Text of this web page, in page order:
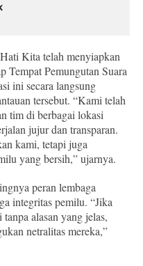
Kita telah menyiapkan
Tempat Pemungutan Suara
ini secara langsung
tersebut. “Kami telah
tim di berbagai lokasi
jujur dan transparan.
kami, tetapi juga
yang bersih,” ujarnya.
peran lembaga
integritas pemilu. “Jika
alasan yang jelas,
netralitas mereka,”